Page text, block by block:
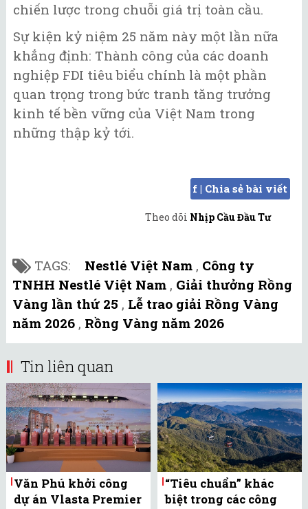
chiến lược trong chuỗi giá trị toàn cầu.
Sự kiện kỷ niệm 25 năm này một lần nữa
khẳng định: Thành công của các doanh
nghiệp FDI tiêu biểu chính là một phần
quan trọng trong bức tranh tăng trưởng
kinh tế bền vững của Việt Nam trong
những thập kỷ tới.
f | Chia sẻ bài viết
Theo dõi Nhịp Cầu Đầu Tư
TAGS: Nestlé Việt Nam , Công ty
TNHH Nestlé Việt Nam , Giải thưởng Rồng
Vàng lần thứ 25 , Lễ trao giải Rồng Vàng
năm 2026 , Rồng Vàng năm 2026
Tin liên quan
Văn Phú khởi công
dự án Vlasta Premier
“Tiêu chuẩn” khác
biệt trong các công